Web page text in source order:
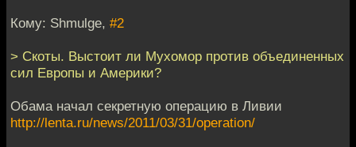
Кому: Shmulge, #2
> Скоты. Выстоит ли Мухомор против объединенных
сил Европы и Америки?
Обама начал секретную операцию в Ливии
http://lenta.ru/news/2011/03/31/operation/